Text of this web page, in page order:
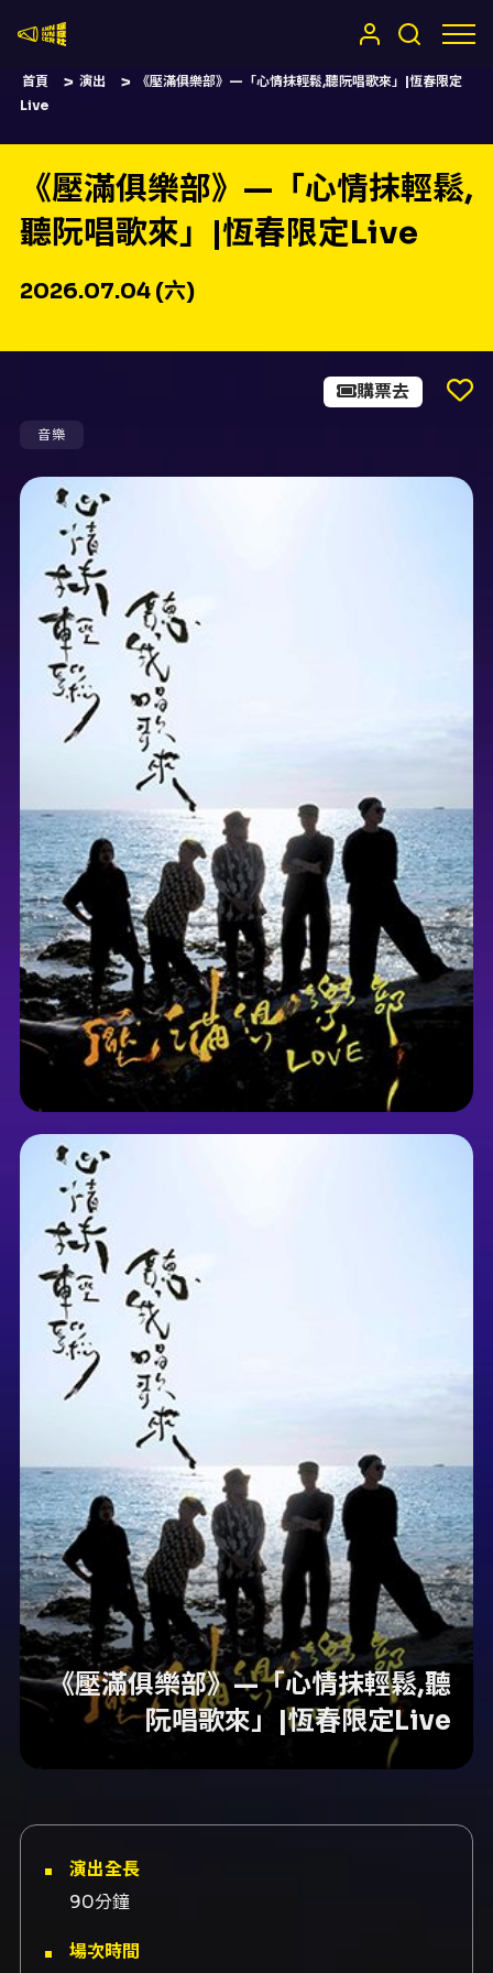
首頁 演出
《壓滿俱樂部》—「心情抹輕鬆,聽阮唱歌來」|恆春限定
Live
《壓滿俱樂部》—「心情抹輕鬆,
聽阮唱歌來」|恆春限定Live
2026.07.04 (六)
音樂
購票去
《壓滿俱樂部》—「心情抹輕鬆,聽
阮唱歌來」|恆春限定Live
演出全長
90分鐘
場次時間